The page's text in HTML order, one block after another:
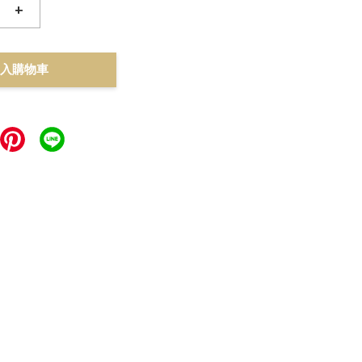
+
購物車